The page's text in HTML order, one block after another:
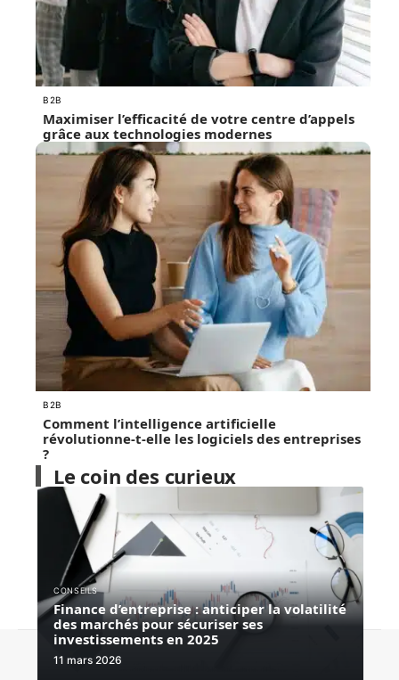
B2B
Maximiser l’efficacité de votre centre d’appels
grâce aux technologies modernes
B2B
Comment l’intelligence artificielle
révolutionne-t-elle les logiciels des entreprises
?
Le coin des curieux
CONSEILS
Finance d’entreprise : anticiper la volatilité
des marchés pour sécuriser ses
investissements en 2025
11 mars 2026
Contact